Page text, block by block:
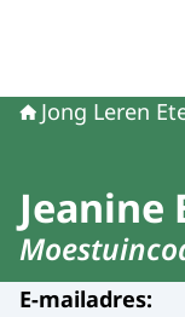
Naar
Jong Leren
Jeanine
E-mailadres: